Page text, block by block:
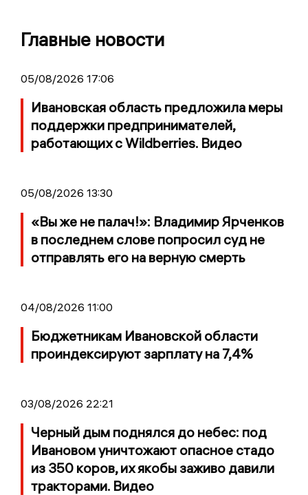
Главные новости
05/08/2026 17:06
Ивановская область предложила меры
поддержки предпринимателей,
работающих с Wildberries. Видео
05/08/2026 13:30
«Вы же не палач!»: Владимир Ярченков
в последнем слове попросил суд не
отправлять его на верную смерть
04/08/2026 11:00
Бюджетникам Ивановской области
проиндексируют зарплату на 7,4%
03/08/2026 22:21
Черный дым поднялся до небес: под
Ивановом уничтожают опасное стадо
из 350 коров, их якобы заживо давили
тракторами. Видео